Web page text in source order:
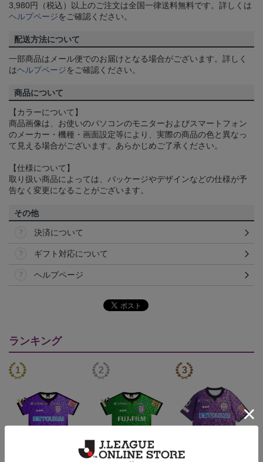
3,980円（税込）以上のご注文は全国一律送料無料です。詳しくは
ヘルプページをご確認ください。
配送方法について
一部商品はメール便でのお届けとなる場合がございます。詳しく
はヘルプページをご確認ください。
商品について
【カラーについて】
商品画像は、お使いのパソコンのモニターおよびスマートフォン
のメーカー・機種・画面設定等により、実際の商品の色と異なっ
て見える場合がございます。あらかじめご了承ください。
【仕様について】
取り扱い商品によっては、パッケージやデザインなどの仕様が予
告なく変更になることがございます。
その他
決済について
ギフト対応について
ヘルプページ
ランキング